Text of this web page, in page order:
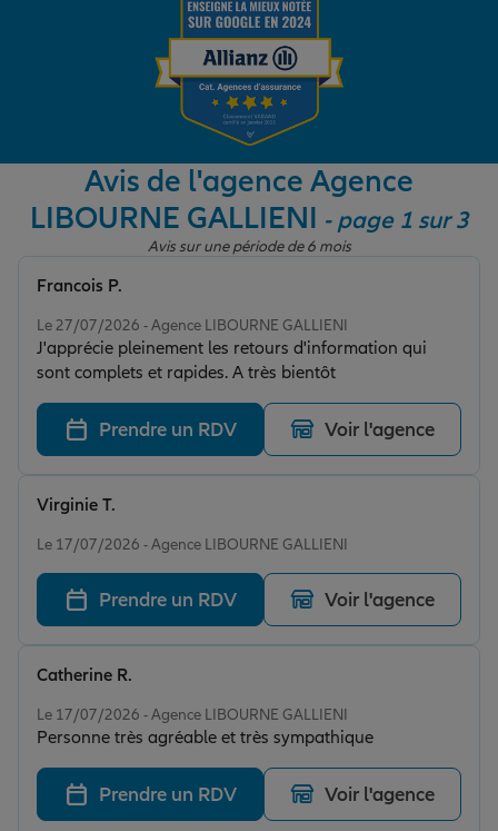
Garantie des accidents de la vie
Protection juridique
Retraite
Avis de l'agence Agence
LIBOURNE GALLIENI - page 1 sur 3
Avis sur une période de 6 mois
Le 27/07/2026 - Agence LIBOURNE GALLIENI
J'apprécie pleinement les retours d'information qui
sont complets et rapides. A très bientôt
Francois P.
Prendre un RDV Voir l'agence
Le 17/07/2026 - Agence LIBOURNE GALLIENI
Virginie T.
Prendre un RDV Voir l'agence
Le 17/07/2026 - Agence LIBOURNE GALLIENI
Personne très agréable et très sympathique
Catherine R.
Prendre un RDV Voir l'agence